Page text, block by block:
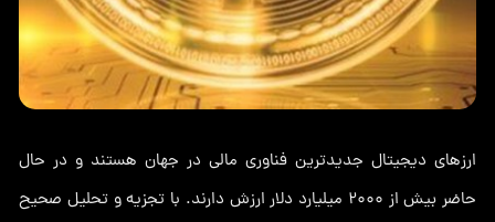
ارزهای دیجیتال جدیدترین فناوری مالی در جهان هستند و در حال
حاضر بیش از 2000 میلیارد دلار ارزش دارند. با تجزیه و تحلیل صحیح